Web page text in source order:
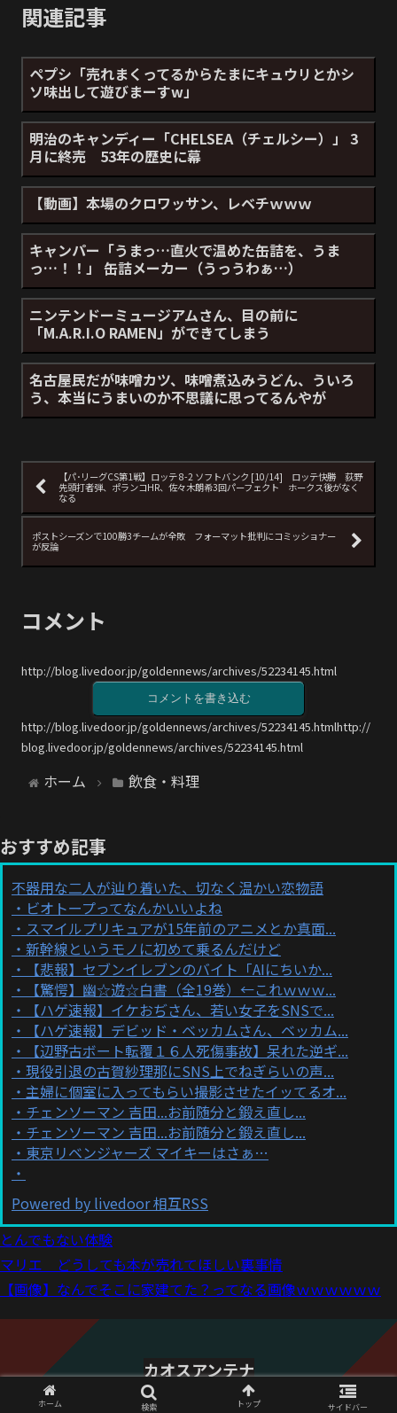
関連記事
ペプシ「売れまくってるからたまにキュウリとかシ
ソ味出して遊びまーすw」
明治のキャンディー「CHELSEA（チェルシー）」 3
月に終売 53年の歴史に幕
【動画】本場のクロワッサン、レベチｗｗｗ
キャンパー「うまっ…直火で温めた缶詰を、うま
っ…！！」 缶詰メーカー（うっうわぁ…）
ニンテンドーミュージアムさん、目の前に
「M.A.R.I.O RAMEN」ができてしまう
名古屋民だが味噌カツ、味噌煮込みうどん、ういろ
う、本当にうまいのか不思議に思ってるんやが
【パ･リーグCS第1戦】ロッテ 8-2 ソフトバンク [10/14] ロッテ快勝 荻野
先頭打者弾、ポランコHR、佐々木朗希3回パーフェクト ホークス後がなく
なる
ポストシーズンで100勝3チームが全敗 フォーマット批判にコミッショナー
が反論
コメント
http://blog.livedoor.jp/goldennews/archives/52234145.html
コメントを書き込む
http://blog.livedoor.jp/goldennews/archives/52234145.htmlhttp://
blog.livedoor.jp/goldennews/archives/52234145.html
ホーム 飲食・料理
おすすめ記事
不器用な二人が辿り着いた、切なく温かい恋物語
ビオトープってなんかいいよね
スマイルプリキュアが15年前のアニメとか真面...
新幹線というモノに初めて乗るんだけど
【悲報】セブンイレブンのバイト「AIにちいか...
【驚愕】幽☆遊☆白書（全19巻）←これｗｗｗ...
【ハゲ速報】イケおぢさん、若い女子をSNSで...
【ハゲ速報】デビッド・ベッカムさん、ベッカム...
【辺野古ボート転覆１６人死傷事故】呆れた逆ギ...
現役引退の古賀紗理那にSNS上でねぎらいの声...
主婦に個室に入ってもらい撮影させたイッてるオ...
チェンソーマン 吉田...お前随分と鍛え直し...
チェンソーマン 吉田...お前随分と鍛え直し...
東京リベンジャーズ マイキーはさぁ…
Powered by livedoor 相互RSS
とんでもない体験
マリエ どうしても本が売れてほしい裏事情
【画像】なんでそこに家建てた？ってなる画像ｗｗｗｗｗｗ
カオスアンテナ
© 2021 カオスアンテナ.
ホーム 検索 トップ サイドバー